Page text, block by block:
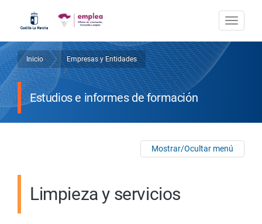
principal
Sobrescribir
enlaces
navegación
Inicio
/
Empresas y Entidades
/
Estudios e informes de formación
Mostrar/Ocultar menú
Limpieza y servicios